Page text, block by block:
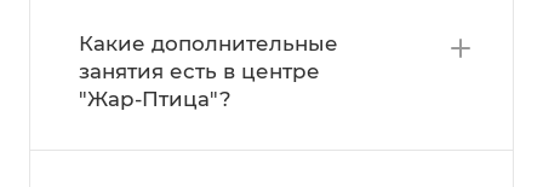
Какие дополнительные
занятия есть в центре
"Жар-Птица"?